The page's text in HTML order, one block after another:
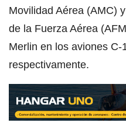
Movilidad Aérea (AMC)
de la Fuerza Aérea
Merlin en los aviones C-
respectivamente.